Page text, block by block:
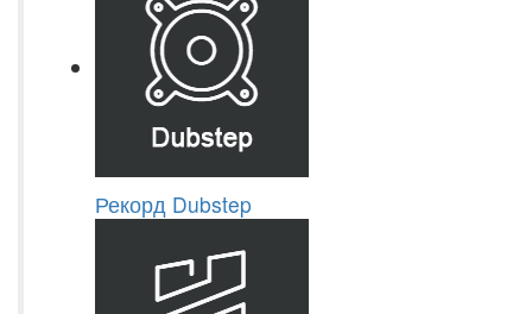
Рекорд Dubstep